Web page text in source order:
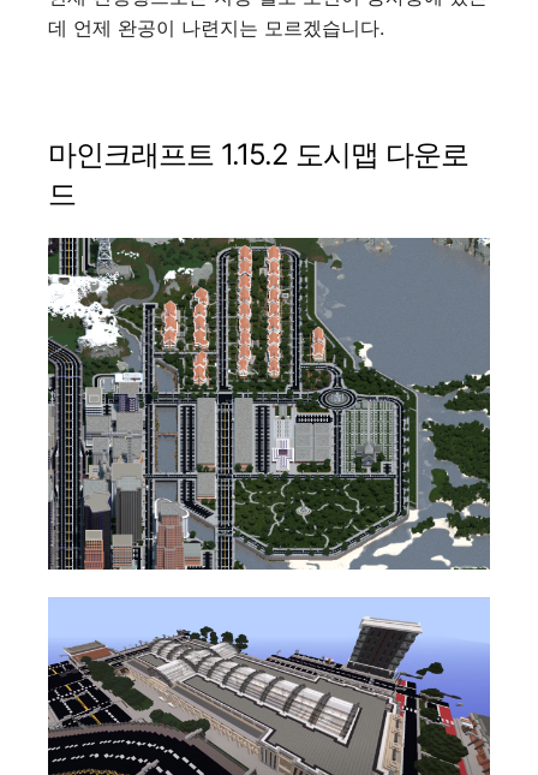
데 언제 완공이 나련지는 모르겠습니다.
마인크래프트 1.15.2 도시맵 다운로
드